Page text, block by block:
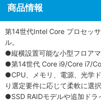
商品情報
第14世代Intel Core プロセッ
ル。
●縦横設置可能な小型フロアマ
●第14世代 Core i9/Core i7/
●CPU、メモリ、電源、光学
り選定要件に応じて柔軟に選
●SSD RAIDモデルや追加ドラ